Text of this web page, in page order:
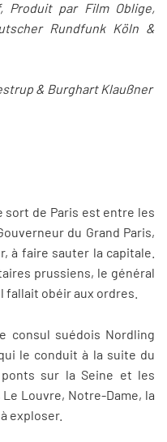
Produit par Film Oblige,
Rundfunk Köln &
& Burghart Klaußner
sort de Paris est entre les
du Grand Paris,
à faire sauter la capitale.
prussiens, le général
fallait obéir aux ordres.
consul suédois Nordling
le conduit à la suite du
sur la Seine et les
Louvre, Notre-Dame, la
exploser.